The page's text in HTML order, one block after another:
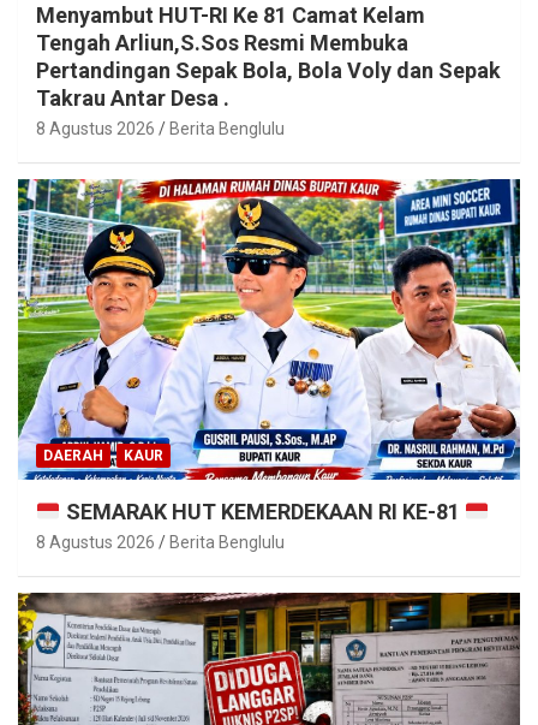
Menyambut HUT-RI Ke 81 Camat Kelam
Tengah Arliun,S.Sos Resmi Membuka
Pertandingan Sepak Bola, Bola Voly dan Sepak
Takrau Antar Desa .
8 Agustus 2026 Berita Benglulu
DAERAH KAUR
SEMARAK HUT KEMERDEKAAN RI KE-81
8 Agustus 2026 Berita Benglulu